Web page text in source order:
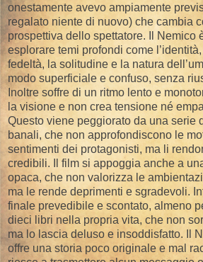
onestamente avevo ampiamente
regalato niente di nuovo) che cambia
prospettiva dello spettatore. Il Nemico
esplorare temi profondi come
fedeltà, la solitudine e la natura
modo superficiale e confuso, senza
Inoltre soffre di un ritmo lento e
la visione e non crea tensione né
Questo viene peggiorato da una serie
banali, che non approfondiscono le
sentimenti dei protagonisti, ma li
credibili. Il film si appoggia anche a
opaca, che non valorizza le
ma le rende deprimenti e sgradevoli.
finale prevedibile e scontato, almeno
dieci libri nella propria vita, che non
ma lo lascia deluso e insoddisfatto. Il
offre una storia poco originale e mal